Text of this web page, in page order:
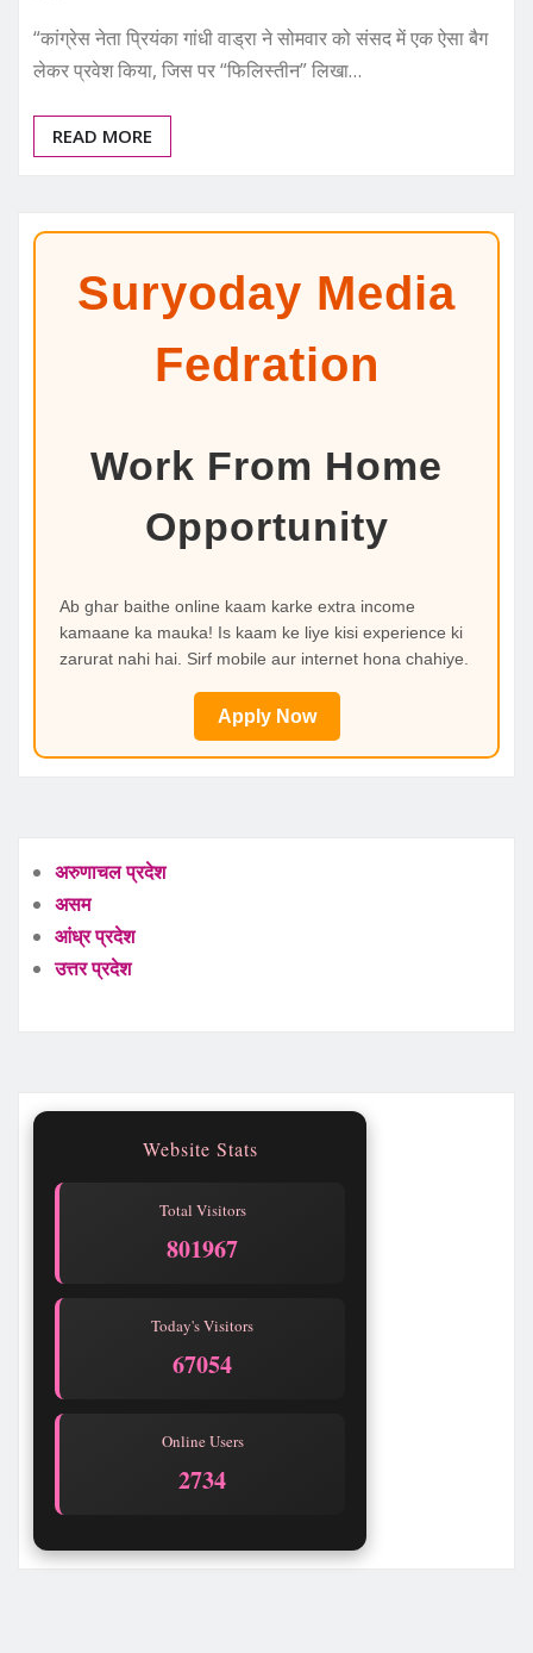
“कांग्रेस नेता प्रियंका गांधी वाड्रा ने सोमवार को संसद में एक ऐसा बैग
लेकर प्रवेश किया, जिस पर “फिलिस्तीन” लिखा…
READ MORE
Suryoday Media
Fedration
Work From Home
Opportunity
Ab ghar baithe online kaam karke extra income
kamaane ka mauka! Is kaam ke liye kisi experience ki
zarurat nahi hai. Sirf mobile aur internet hona chahiye.
Apply Now
अरुणाचल प्रदेश
असम
आंध्र प्रदेश
उत्तर प्रदेश
Website Stats
Total Visitors
801968
Today's Visitors
67055
Online Users
2729